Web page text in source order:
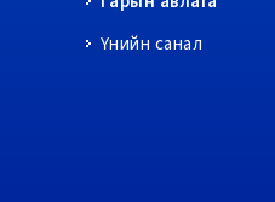
Үнийн санал